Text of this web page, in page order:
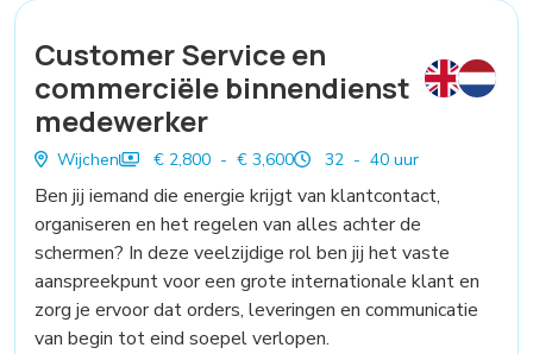
Customer Service en
commerciële binnendienst
medewerker
Wijchen € 2,800 - € 3,600 32 - 40 uur
Ben jij iemand die energie krijgt van klantcontact,
organiseren en het regelen van alles achter de
schermen? In deze veelzijdige rol ben jij het vaste
aanspreekpunt voor een grote internationale klant en
zorg je ervoor dat orders, leveringen en communicatie
van begin tot eind soepel verlopen.